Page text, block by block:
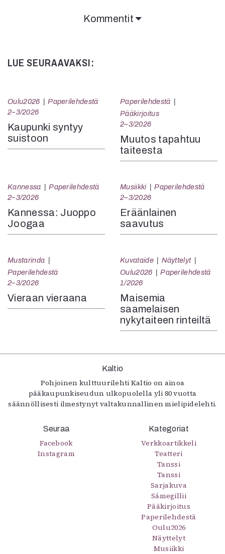
Kommentit
LUE SEURAAVAKSI:
Oulu2026
Paperilehdestä
2–3/2026
Kaupunki syntyy
suistoon
Paperilehdestä
Pääkirjoitus
2–3/2026
Muutos tapahtuu
taiteesta
Kannessa
Paperilehdestä
2–3/2026
Kannessa: Juoppo
Joogaa
Musiikki
Paperilehdestä
2–3/2026
Eräänlainen
saavutus
Mustarinda
Paperilehdestä
2–3/2026
Vieraan vieraana
Kuvataide
Näyttelyt
Oulu2026
Paperilehdestä
1/2026
Maisemia
saamelaisen
nykytaiteen rinteiltä
Kaltio
Pohjoinen kulttuurilehti Kaltio on ainoa
pääkaupunkiseudun ulkopuolella yli 80 vuotta
säännöllisesti ilmestynyt valtakunnallinen mielipidelehti.
Seuraa
Facebook
Instagram
Kategoriat
Verkkoartikkeli
Teatteri
Tanssi
Tanssi
Sarjakuva
Sámegillii
Pääkirjoitus
Paperilehdestä
Oulu2026
Näyttelyt
Musiikki